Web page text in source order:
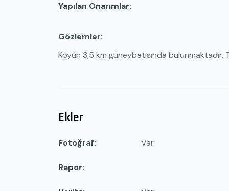
Yapılan Onarımlar
Gözlemler
Köyün 3,5 km güneybatısında bulunmaktadır.
Ekler
Fotoğraf Var
Rapor